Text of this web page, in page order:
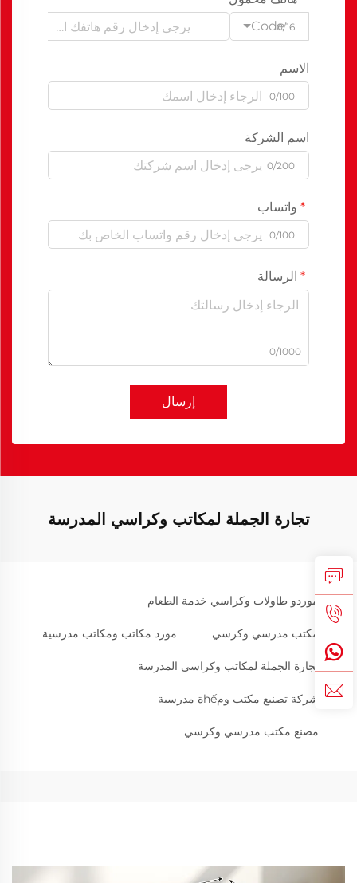
Code0/16
الاسم
0/100
اسم الشركة
0/200
واتساب
0/100
الرسالة
0/1000
إرسال
تجارة الجملة لمكاتب وكراسي المدرسة
موردو طاولات وكراسي خدمة الطعام
مكتب مدرسي وكرسي مورد مكاتب ومكاتب مدرسية
تجارة الجملة لمكاتب وكراسي المدرسة
شركة تصنيع مكتب ومhếة مدرسية
مصنع مكتب مدرسي وكرسي